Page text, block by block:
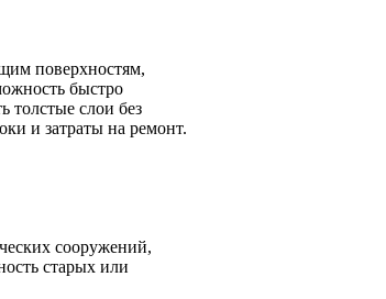
поверхностям,
быстро
толстые слои без
и затраты на ремонт.
сооружений,
старых или